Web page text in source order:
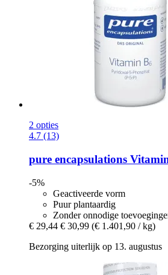
2 opties
4.7 (13)
pure encapsulations
-5%
Geactiveerde vorm
Puur plantaardig
Zonder onnodige
€ 29,44 € 30,99 (€ 1.401,90 / kg)
Bezorging uiterlijk op 13. augustus